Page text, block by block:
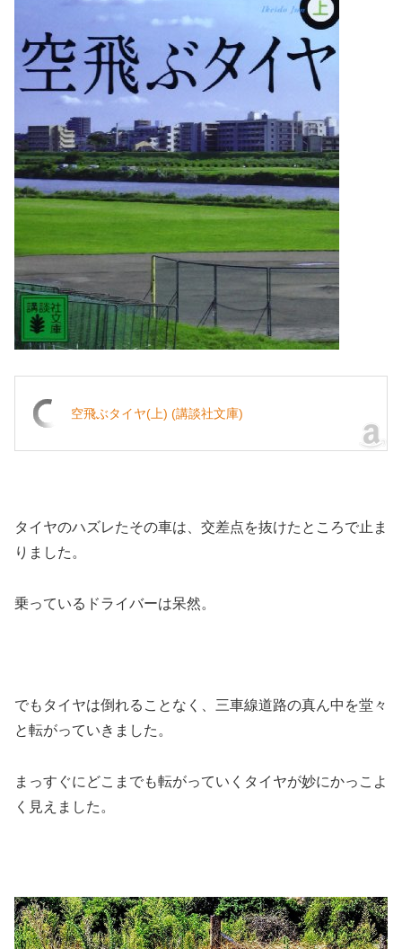
空飛ぶタイヤ(上) (講談社文庫)
タイヤのハズレたその車は、交差点を抜けたところで止ま
りました。
乗っているドライバーは呆然。
でもタイヤは倒れることなく、三車線道路の真ん中を堂々
と転がっていきました。
まっすぐにどこまでも転がっていくタイヤが妙にかっこよ
く見えました。